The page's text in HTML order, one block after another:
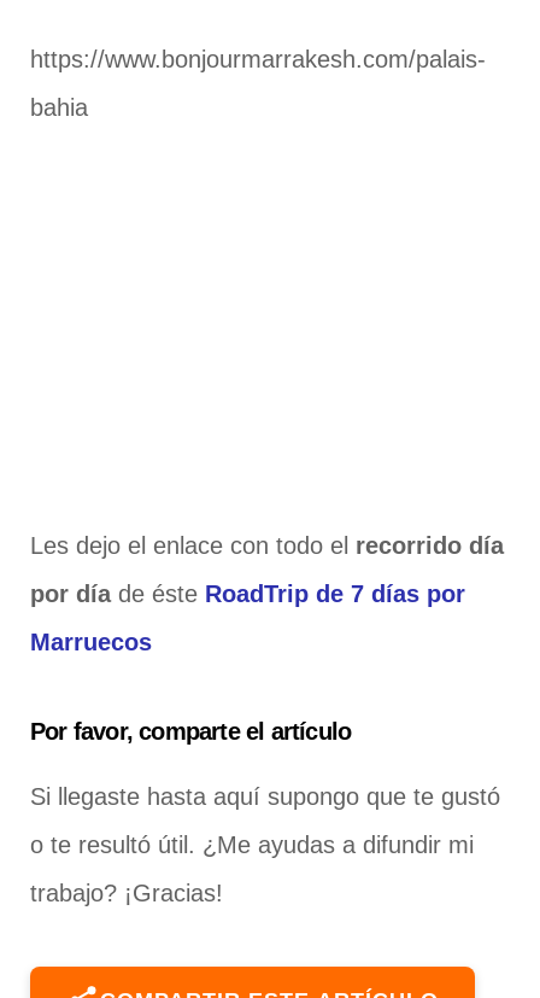
https://www.bonjourmarrakesh.com/palais-
bahia
Les dejo el enlace con todo el recorrido día
por díade éste RoadTrip de 7 días por
Marruecos
Por favor, comparte el artículo
Si llegaste hasta aquí supongo que te gustó
o te resultó útil. ¿Me ayudas a difundir mi
trabajo? ¡Gracias!